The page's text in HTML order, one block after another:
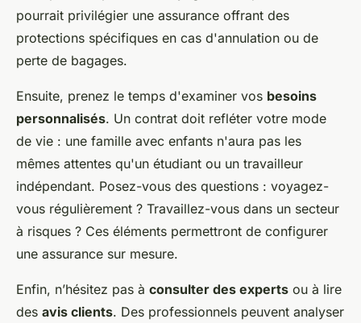
pourrait privilégier une assurance offrant des
protections spécifiques en cas d'annulation ou de
perte de bagages.
Ensuite, prenez le temps d'examiner vos besoins
personnalisés. Un contrat doit refléter votre mode
de vie : une famille avec enfants n'aura pas les
mêmes attentes qu'un étudiant ou un travailleur
indépendant. Posez-vous des questions : voyagez-
vous régulièrement ? Travaillez-vous dans un secteur
à risques ? Ces éléments permettront de configurer
une assurance sur mesure.
Enfin, n’hésitez pas à consulter des experts ou à lire
des avis clients. Des professionnels peuvent analyser